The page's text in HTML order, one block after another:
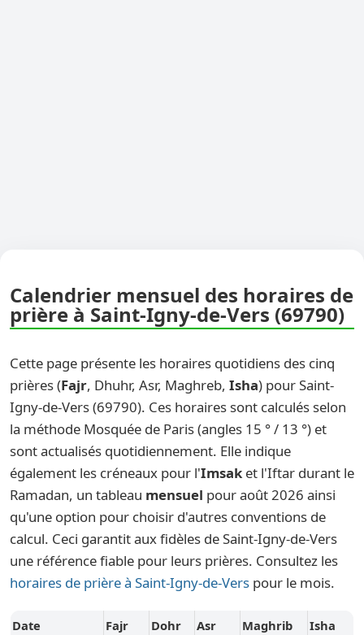
Calendrier mensuel des horaires de
prière à Saint-Igny-de-Vers (69790)
Cette page présente les horaires quotidiens des cinq
prières (Fajr, Dhuhr, Asr, Maghreb, Isha) pour Saint-
Igny-de-Vers (69790). Ces horaires sont calculés selon
la méthode Mosquée de Paris (angles 15 ° / 13 °) et
sont actualisés quotidiennement. Elle indique
également les créneaux pour l'Imsak et l'Iftar durant le
Ramadan, un tableau mensuel pour août 2026 ainsi
qu'une option pour choisir d'autres conventions de
calcul. Ceci garantit aux fidèles de Saint-Igny-de-Vers
une référence fiable pour leurs prières. Consultez les
horaires de prière à Saint-Igny-de-Vers pour le mois.
Date Fajr Dohr Asr Maghrib
Isha